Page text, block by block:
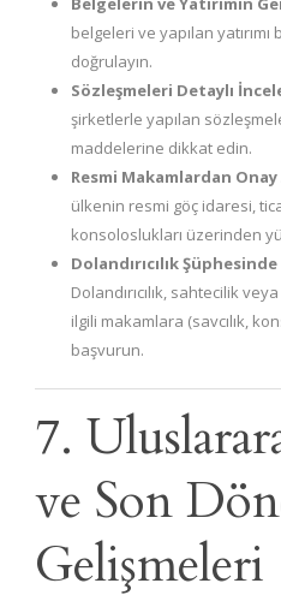
belgeleri ve yapılan yatırımı
doğrulayın.
Sözleşmeleri Detaylı
şirketlerle yapılan
maddelerine dikkat edin.
Resmi Makamlardan Onay
ülkenin resmi göç idaresi,
konsoloslukları üzerinden
Dolandırıcılık
Dolandırıcılık, sahtecilik
ilgili makamlara (savcılık,
başvurun.
7.
ve Son
Gelişmeleri